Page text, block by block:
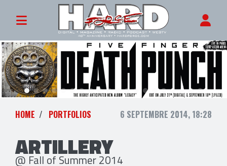
HOME PORTFOLIOS 6 SEPTEMBRE 2014, 18:28
ARTILLERY
@ Fall of Summer 2014